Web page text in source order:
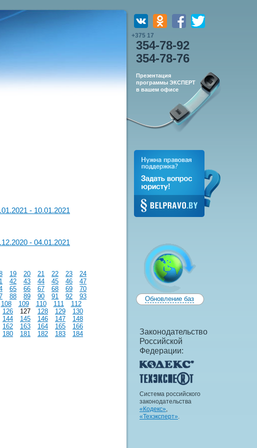
+375 17
354-78-92
354-78-76
Презентация
программы ЭКСПЕРТ
в вашем офисе
Обновление баз
Законодательство
Российской
Федерации:
Система российского
законодательства
«Кодекс»,
«Техэксперт».
- 10.01.2021
- 04.01.2021
19 20 21 22 23
24
42 43 44 45 46
47
65 66 67 68 69
70
88 89 90 91 92
93
108 109 110 111
112
126 127 128 129
130
144 145 146 147
148
162 163 164 165
166
180 181 182 183
184